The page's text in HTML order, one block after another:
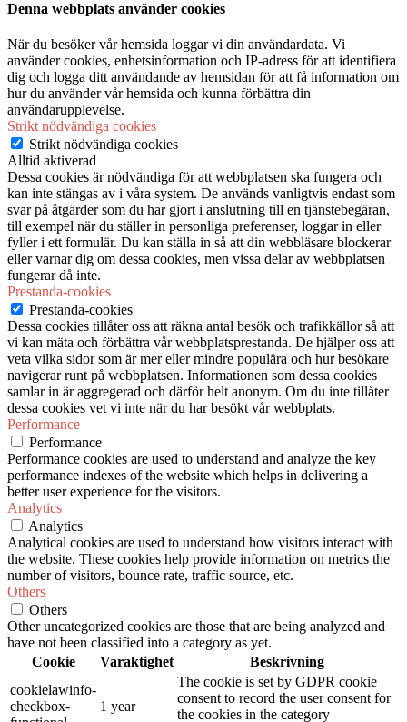
Denna webbplats använder cookies
När du besöker vår hemsida loggar vi din användardata. Vi
använder cookies, enhetsinformation och IP-adress för att identifiera
dig och logga ditt användande av hemsidan för att få information om
hur du använder vår hemsida och kunna förbättra din
användarupplevelse.
Strikt nödvändiga cookies
Strikt nödvändiga cookies
Alltid aktiverad
Dessa cookies är nödvändiga för att webbplatsen ska fungera och
kan inte stängas av i våra system. De används vanligtvis endast som
svar på åtgärder som du har gjort i anslutning till en tjänstebegäran,
till exempel när du ställer in personliga preferenser, loggar in eller
fyller i ett formulär. Du kan ställa in så att din webbläsare blockerar
eller varnar dig om dessa cookies, men vissa delar av webbplatsen
fungerar då inte.
Prestanda-cookies
Prestanda-cookies
Dessa cookies tillåter oss att räkna antal besök och trafikkällor så att
vi kan mäta och förbättra vår webbplatsprestanda. De hjälper oss att
veta vilka sidor som är mer eller mindre populära och hur besökare
navigerar runt på webbplatsen. Informationen som dessa cookies
samlar in är aggregerad och därför helt anonym. Om du inte tillåter
dessa cookies vet vi inte när du har besökt vår webbplats.
Performance
Performance
Performance cookies are used to understand and analyze the key
performance indexes of the website which helps in delivering a
better user experience for the visitors.
Analytics
Analytics
Analytical cookies are used to understand how visitors interact with
the website. These cookies help provide information on metrics the
number of visitors, bounce rate, traffic source, etc.
Others
Others
Other uncategorized cookies are those that are being analyzed and
have not been classified into a category as yet.
Cookie
Varaktighet
Beskrivning
cookielawinfo-
checkbox-
1 year
The cookie is set by GDPR cookie
consent to record the user consent for
the cookies in the category